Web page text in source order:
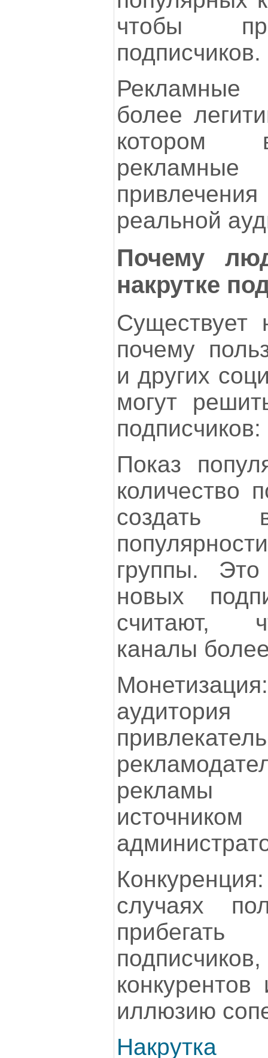
чтобы
подписчиков.
более
котором
реальной
Почему
накрутке
Существует
почему
и других
могут
подписчиков:
Показ
количество
создать
группы.
новых
считают,
каналы
рекламы
случаях
иллюзию
Накрутка